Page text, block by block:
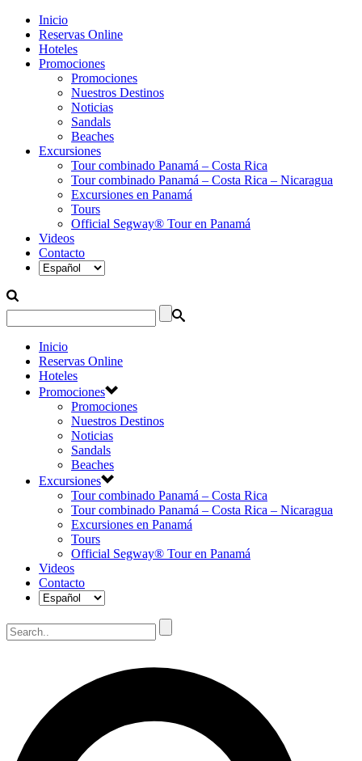
Inicio
Reservas Online
Hoteles
Promociones
Promociones
Nuestros Destinos
Noticias
Sandals
Beaches
Excursiones
Tour combinado Panamá – Costa Rica
Tour combinado Panamá – Costa Rica – Nicaragua
Excursiones en Panamá
Tours
Official Segway® Tour en Panamá
Videos
Contacto
Inicio
Reservas Online
Hoteles
Promociones
Promociones
Nuestros Destinos
Noticias
Sandals
Beaches
Excursiones
Tour combinado Panamá – Costa Rica
Tour combinado Panamá – Costa Rica – Nicaragua
Excursiones en Panamá
Tours
Official Segway® Tour en Panamá
Videos
Contacto